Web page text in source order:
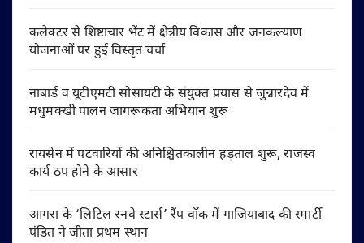
कलेक्टर से शिष्टाचार भेंट में क्षेत्रीय विकास और जनकल्याण
योजनाओं पर हुई विस्तृत चर्चा
नाबार्ड व यूटीएमटी सोसायटी के संयुक्त प्रयास से जुन्नारदेव में
मधुमक्खी पालन जागरूकता अभियान शुरू
रायसेन में पटवारियों की अनिश्चितकालीन हड़ताल शुरू, राजस्व
कार्य ठप होने के आसार
आगरा के ‘लिटिल रनवे स्टार्स’ रैंप वॉक में गाजियाबाद की स्मार्टी
पंडित ने जीता प्रथम स्थान